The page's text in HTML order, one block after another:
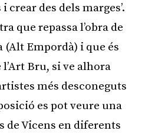
crear des dels marges’.
que repassa l’obra de
(Alt Empordà) i que és
Bru, si ve alhora
més desconeguts
es pot veure una
de Vicens en diferents